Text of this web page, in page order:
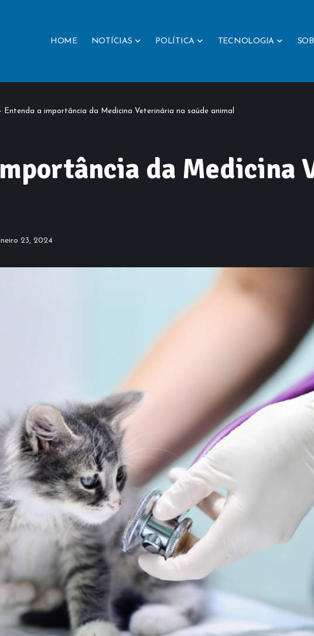
HOME NOTÍCIAS POLÍTICA TECNOLOGIA
Entenda a importância da Medicina Veterinária na saúde animal
da Medicina
23, 2024